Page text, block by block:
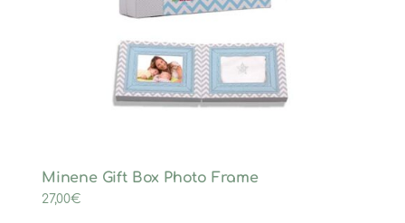
Minene Gift Box Photo Frame
27,00€